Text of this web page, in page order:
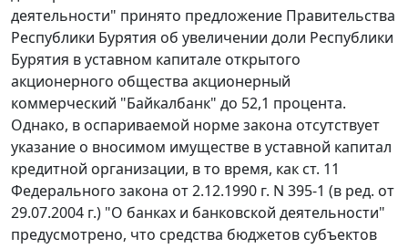
деятельности" принято предложение Правительства
Республики Бурятия об увеличении доли Республики
Бурятия в уставном капитале открытого
акционерного общества акционерный
коммерческий "Байкалбанк" до 52,1 процента.
Однако, в оспариваемой норме закона отсутствует
указание о вносимом имуществе в уставной капитал
кредитной организации, в то время, как ст. 11
Федерального закона от 2.12.1990 г. N 395-1 (в ред. от
29.07.2004 г.) "О банках и банковской деятельности"
предусмотрено, что средства бюджетов субъектов